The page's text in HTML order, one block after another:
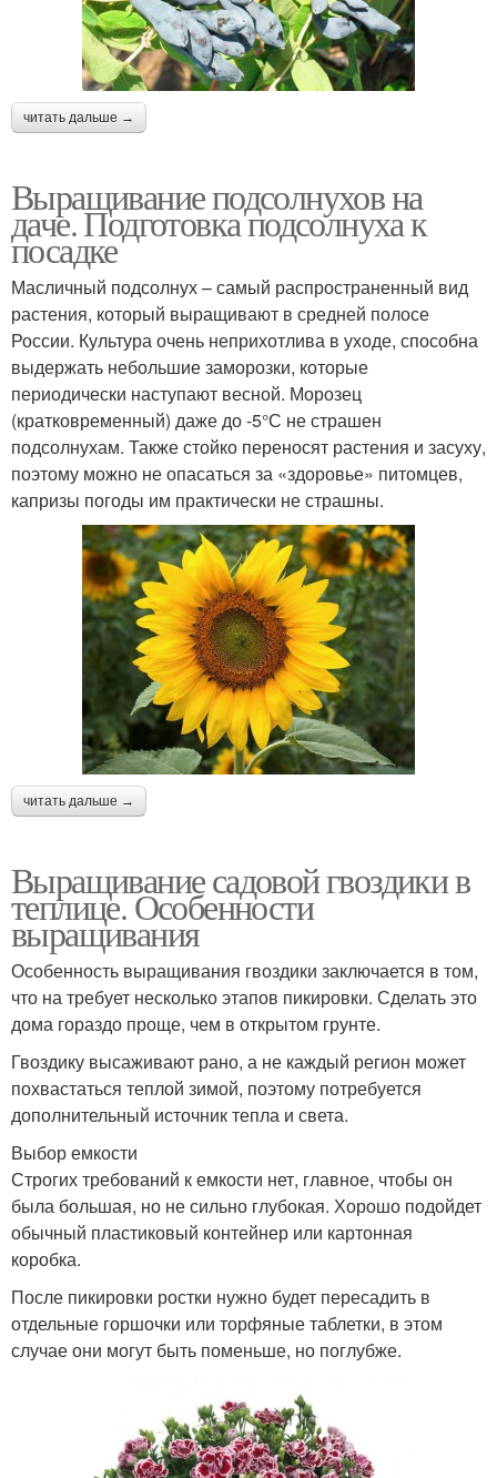
читать дальше →
Выращивание подсолнухов на
даче. Подготовка подсолнуха к
посадке
Масличный подсолнух – самый распространенный вид
растения, который выращивают в средней полосе
России. Культура очень неприхотлива в уходе, способна
выдержать небольшие заморозки, которые
периодически наступают весной. Морозец
(кратковременный) даже до -5°С не страшен
подсолнухам. Также стойко переносят растения и засуху,
поэтому можно не опасаться за «здоровье» питомцев,
капризы погоды им практически не страшны.
читать дальше →
Выращивание садовой гвоздики в
теплице. Особенности
выращивания
Особенность выращивания гвоздики заключается в том,
что на требует несколько этапов пикировки. Сделать это
дома гораздо проще, чем в открытом грунте.
Гвоздику высаживают рано, а не каждый регион может
похвастаться теплой зимой, поэтому потребуется
дополнительный источник тепла и света.
Выбор емкости
Строгих требований к емкости нет, главное, чтобы он
была большая, но не сильно глубокая. Хорошо подойдет
обычный пластиковый контейнер или картонная
коробка.
После пикировки ростки нужно будет пересадить в
отдельные горшочки или торфяные таблетки, в этом
случае они могут быть поменьше, но поглубже.